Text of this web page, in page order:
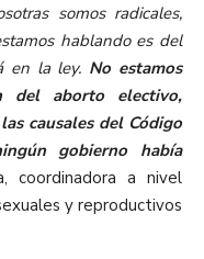
somos radicales,
hablando es del
en la ley. No estamos
del aborto electivo,
causales del Código
gobierno había
coordinadora a nivel
y reproductivos